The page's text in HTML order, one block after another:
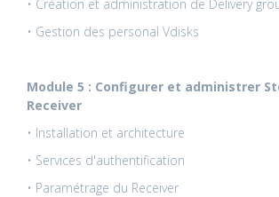
• Création et administration de Delivery
• Gestion des personal Vdisks
Module 5 : Configurer et administrer
Receiver
• Installation et architecture
• Services d'authentification
• Paramétrage du Receiver